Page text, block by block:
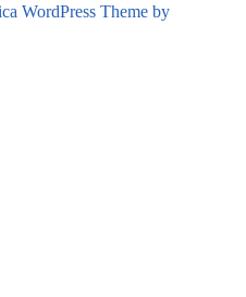
WordPress Theme by